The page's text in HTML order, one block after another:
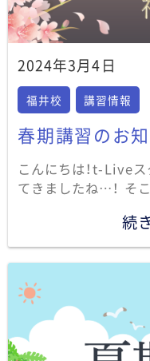
2024年3月4日
福井校 講習情報
春期講習のお
こんにちは！t-Live
てきましたね…！ そ
続